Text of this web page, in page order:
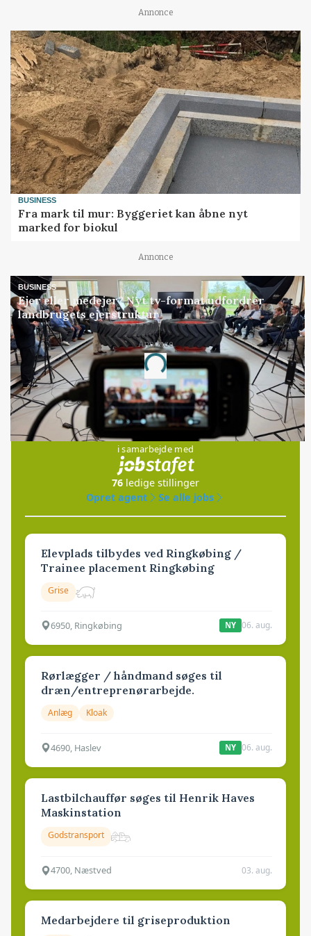
Annonce
BUSINESS
Fra mark til mur: Byggeriet kan åbne nyt
marked for biokul
Annonce
BUSINESS
Ejer eller medejer? Nyt tv-format udfordrer
landbrugets ejerstruktur
Annonce
Loading...
Jobs
i samarbejde med
76 ledige stillinger
Opret agent
Se alle jobs
Elevplads tilbydes ved Ringkøbing /
Trainee placement Ringkøbing
Grise
6950, Ringkøbing NY 06. aug.
Rørlægger / håndmand søges til
dræn/entreprenørarbejde.
Anlæg Kloak
4690, Haslev NY 06. aug.
Lastbilchauffør søges til Henrik Haves
Maskinstation
Godstransport
4700, Næstved 03. aug.
Medarbejdere til griseproduktion